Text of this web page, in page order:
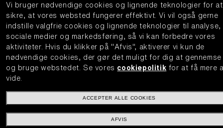
Vi bruger nødvendige cookies og lignende teknologier for at
sikre, at vores websted fungerer effektivt.
Vi vil også gerne
indstille valgfrie cookies og lignende teknologier til analyse,
sociale medier og markedsføring, så vi kan forbedre vores
aktiviteter.
Hvis du klikker på "Afvis", aktiverer vi kun de
nødvendige cookies, der gør det muligt for dig at gennemse
og bruge webstedet.
Se vores cookiepolitik for at få mere
vide.
ACCEPTER ALLE COOKIES
AFVIS